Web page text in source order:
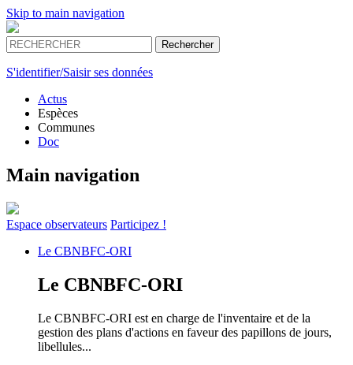
Skip to main navigation
S'identifier/Saisir ses données
Actus
Espèces
Communes
Doc
Main navigation
Espace observateurs Participez !
Le CBNBFC-ORI
Le CBNBFC-ORI
Le CBNBFC-ORI est en charge de l'inventaire et de la
gestion des plans d'actions en faveur des papillons de jours,
libellules...